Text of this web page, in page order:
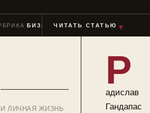
БИЗНЕС-ТРЕНЕРЫ ЧТЕНИЕ
ЧИТАТЬ СТАТЬЮ ▼
ЛИЧНАЯ ЖИЗНЬ
Р
адислав
Гандапас